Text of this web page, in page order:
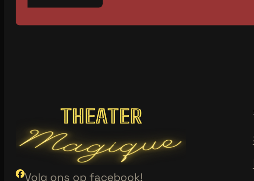
Volg ons op facebook!